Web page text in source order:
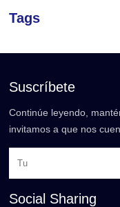
Tags
Suscríbete
Continúe leyendo,
invitamos a que nos
Social Sharing